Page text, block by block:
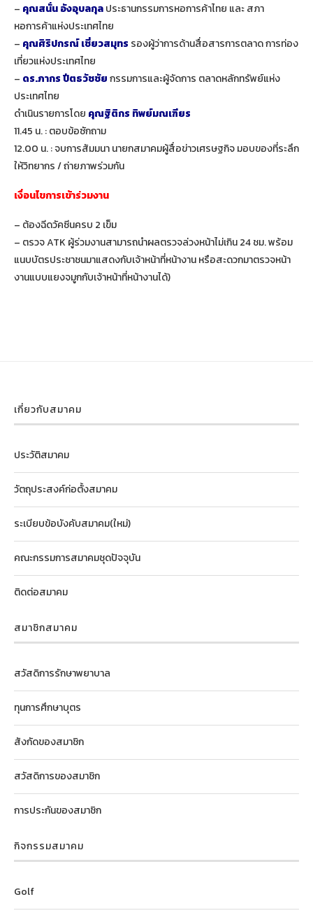
– คุณสนั่น อังอุบลกุลประธานกรรมการหอการค้าไทย และ สภา
หอการค้าแห่งประเทศไทย
– คุณศิริปกรณ์ เชี่ยวสมุทร รองผู้ว่าการด้านสื่อสารการตลาด การท่อง
เที่ยวแห่งประเทศไทย
– ดร.ภากร ปีตธวัชชัยกรรมการและผู้จัดการ ตลาดหลักทรัพย์แห่ง
ประเทศไทย
ดำเนินรายการโดย คุณฐิติกร ทิพย์มณเฑียร
11.45 น. : ตอบข้อซักถาม
12.00 น. : จบการสัมมนา นายกสมาคมผู้สื่อข่าวเศรษฐกิจ มอบของที่ระลึก
ให้วิทยากร / ถ่ายภาพร่วมกัน
เงื่อนไขการเข้าร่วมงาน
– ต้องฉีดวัคซีนครบ 2 เข็ม
– ตรวจ ATK ผู้ร่วมงานสามารถนำผลตรวจล่วงหน้าไม่เกิน 24 ชม. พร้อม
แนบบัตรประชาชนมาแสดงกับเจ้าหน้าที่หน้างาน หรือสะดวกมาตรวจหน้า
งานแบบแยงจมูกกับเจ้าหน้าที่หน้างานได้)
เกี่ยวกับสมาคม
ประวัติสมาคม
วัตถุประสงค์ก่อตั้งสมาคม
ระเบียบข้อบังคับสมาคม(ใหม่)
คณะกรรมการสมาคมชุดปัจจุบัน
ติดต่อสมาคม
สมาชิกสมาคม
สวัสดิการรักษาพยาบาล
ทุนการศึกษาบุตร
สังกัดของสมาชิก
สวัสดิการของสมาชิก
การประกันของสมาชิก
กิจกรรมสมาคม
Golf